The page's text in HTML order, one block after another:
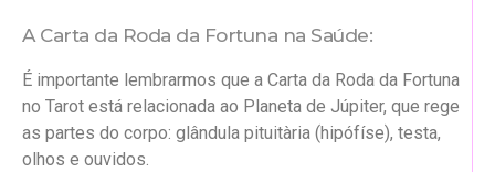
A Carta da Roda da Fortuna na Saúde:
É importante lembrarmos que a Carta da Roda da Fortuna
no Tarot está relacionada ao Planeta de Júpiter, que rege
as partes do corpo: glândula pituitària (hipófíse), testa,
olhos e ouvidos.